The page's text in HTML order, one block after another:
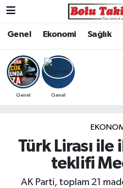
Genel Ekonomi Sağlık
Genel Genel
Türk Lirası
teklifi
AK Parti, toplam 21